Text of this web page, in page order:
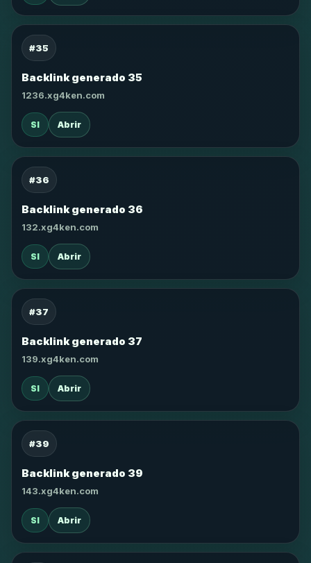
#35
Backlink generado 35
1236.xg4ken.com
SI Abrir
#36
Backlink generado 36
132.xg4ken.com
SI Abrir
#37
Backlink generado 37
139.xg4ken.com
SI Abrir
#39
Backlink generado 39
143.xg4ken.com
SI Abrir